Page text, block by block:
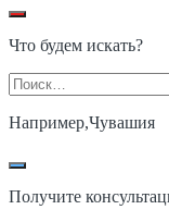
Что будем искать?
Найти:
Например,Чувашия
Получите